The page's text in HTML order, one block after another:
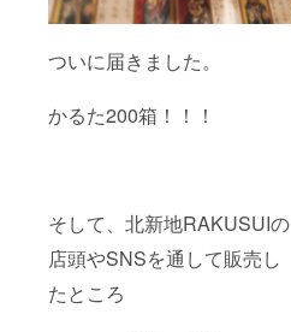
ついに届きました。
かるた200箱！！！
そして、北新地RAKUSUIの
店頭やSNSを通して販売し
たところ